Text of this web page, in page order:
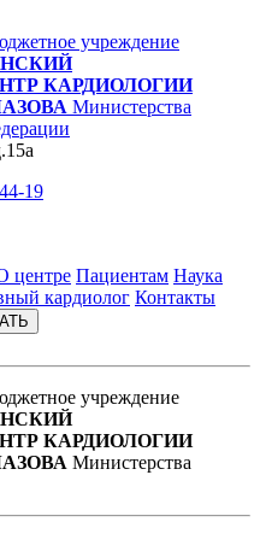
учреждение
КАРДИОЛОГИИ
Министерства
19
центре Пациентам Наука
кардиолог Контакты
учреждение
КАРДИОЛОГИИ
Министерства